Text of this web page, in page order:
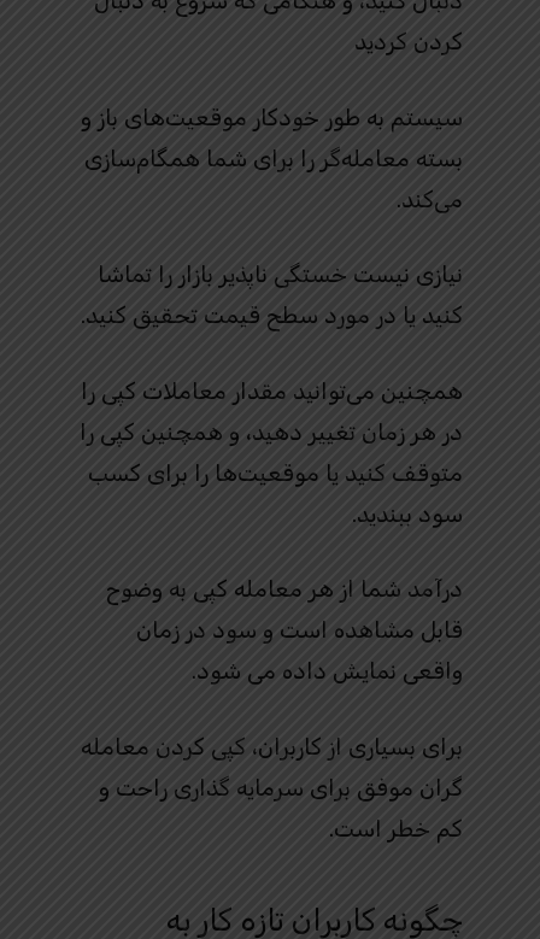
کردن کردید
سیستم به طور خودکار موقعیت‌های باز و
بسته معامله‌گر را برای شما همگام‌سازی
می‌کند.
نیازی نیست خستگی ناپذیر بازار را تماشا
کنید یا در مورد سطح قیمت تحقیق کنید.
همچنین می‌توانید مقدار معاملات کپی را
در هر زمان تغییر دهید، و همچنین کپی را
متوقف کنید یا موقعیت‌ها را برای کسب
سود ببندید.
درآمد شما از هر معامله کپی به وضوح
قابل مشاهده است و سود در زمان
واقعی نمایش داده می شود.
برای بسیاری از کاربران، کپی کردن معامله
گران موفق برای سرمایه گذاری راحت و
کم خطر است.
چگونه کاربران تازه کار به